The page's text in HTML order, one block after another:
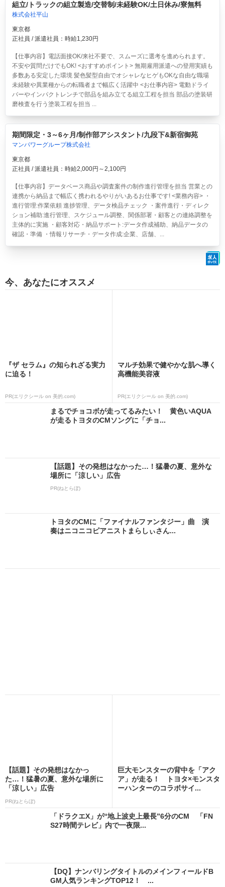
組立/トラックの組立製造/交替制/未経験OK/土日休み/寮無料
株式会社平山
東京都
正社員 / 派遣社員：時給1,230円
【仕事内容】電話面接OK/来社不要で、スムーズに選考を進められます。
不安や質問だけでもOK! <おすすめポイント> 無期雇用派遣への登用実績も
多数ある安定した環境 髪色髪型自由でオシャレなヒゲもOKな自由な職場
未経験や異業種からの転職者まで幅広く活躍中 <お仕事内容> 電動ドライ
バーやインパクトレンチで部品を組み立てる組立工程を担当 部品の塗装研
磨検査を行う塗装工程を担当 ...
期間限定・3～6ヶ月/制作部アシスタント/九段下&新宿御苑
マンパワーグループ株式会社
東京都
正社員 / 派遣社員：時給2,000円～2,100円
【仕事内容】データベース商品や調査案件の制作進行管理を担当 営業との
連携から納品まで幅広く携われるやりがいあるお仕事です! <業務内容> ・
進行管理:作業依頼 進捗管理、データ検品チェック ・案件進行・ディレク
ション補助:進行管理、スケジュール調整、関係部署・顧客との連絡調整を
主体的に実施 ・顧客対応・納品サポート:データ作成補助、納品データの
確認・準備 ・情報リサーチ・データ作成:企業、店舗、...
今、あなたにオススメ
『ザ セラム』の知られざる実力
に迫る！
PR(エリクシール on 美的.com)
マルチ効果で健やかな肌へ導く
高機能美容液
PR(エリクシール on 美的.com)
まるでチョコボが走ってるみたい！ 黄色いAQUA
が走るトヨタのCMソングに「チョ...
【話題】その発想はなかった…！猛暑の夏、意外な
場所に「涼しい」広告
PR(ねとらぼ)
トヨタのCMに「ファイナルファンタジー」曲 演
奏はニコニコピアニストまらしぃさん...
【話題】その発想はなかっ
た…！猛暑の夏、意外な場所に
「涼しい」広告
PR(ねとらぼ)
巨大モンスターの背中を「アク
ア」が走る！ トヨタ×モンスタ
ーハンターのコラボサイ...
「ドラクエX」が“地上波史上最長”6分のCM 「FN
S27時間テレビ」内で一夜限...
【DQ】ナンバリングタイトルのメインフィールドB
GM人気ランキングTOP12！ ...